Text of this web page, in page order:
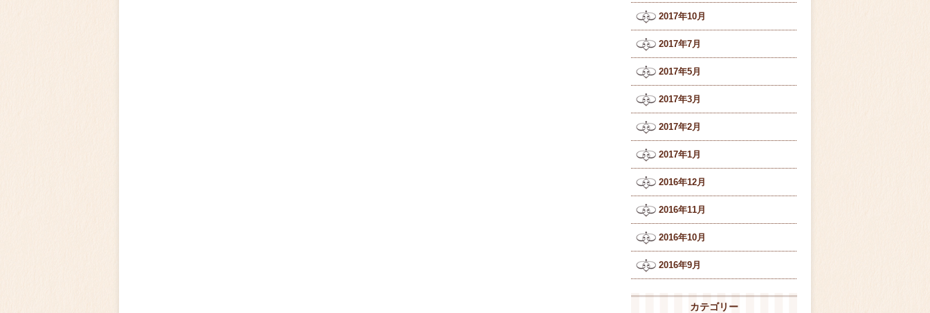
2017年10月
2017年7月
2017年5月
2017年3月
2017年2月
2017年1月
2016年12月
2016年11月
2016年10月
2016年9月
カテゴリー